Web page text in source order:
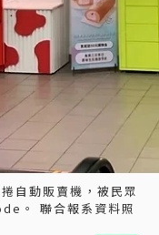
自動販賣機，被民眾
。 聯合報系資料照